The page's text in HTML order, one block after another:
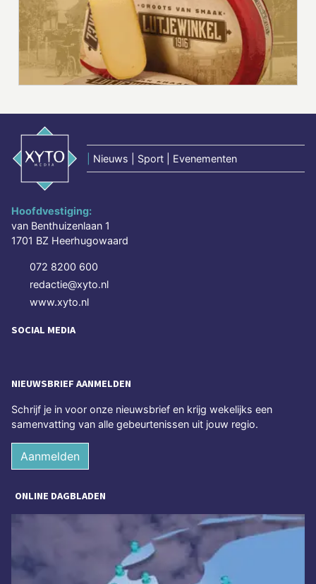
Nieuws | Sport | Evenementen
Hoofdvestiging:
van Benthuizenlaan 1
1701 BZ Heerhugowaard
072 8200 600
redactie@xyto.nl
www.xyto.nl
SOCIAL MEDIA
NIEUWSBRIEF AANMELDEN
Schrijf je in voor onze nieuwsbrief en krijg wekelijks een
samenvatting van alle gebeurtenissen uit jouw regio.
Aanmelden
ONLINE DAGBLADEN